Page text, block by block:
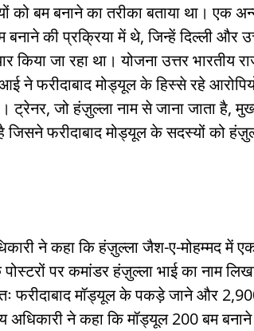
को बम बनाने का तरीका बताया था। एक
बनाने की प्रक्रिया में थे, जिन्हें दिल्ली और
किया जा रहा था। योजना उत्तर
ने फरीदाबाद मोड्यूल के हिस्से रहे
ट्रेनर, जो हंज़ुल्ला नाम से जाना जाता है,
जिसने फरीदाबाद मोड्यूल के सदस्यों को
ने कहा कि हंज़ुल्ला जैश-ए-मोहम्मद में
पर कमांडर हंज़ुल्ला भाई का नाम
फरीदाबाद मॉड्यूल के पकड़े जाने और
अधिकारी ने कहा कि मॉड्यूल 200 बम बनाने